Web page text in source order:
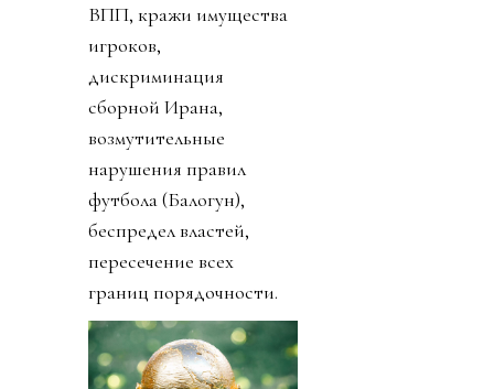
ВПП, кражи имущества
игроков,
дискриминация
сборной Ирана,
возмутительные
нарушения правил
футбола (Балогун),
беспредел властей,
пересечение всех
границ порядочности.